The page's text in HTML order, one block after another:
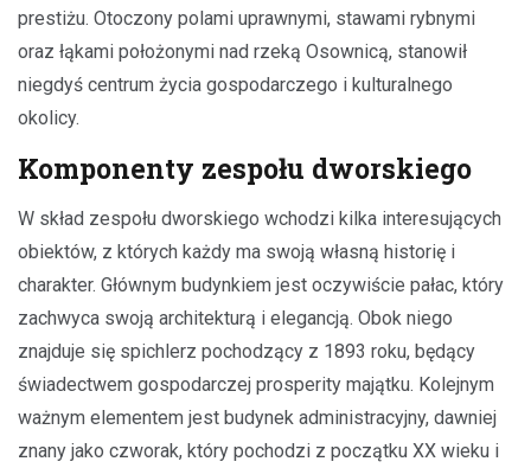
prestiżu. Otoczony polami uprawnymi, stawami rybnymi
oraz łąkami położonymi nad rzeką Osownicą, stanowił
niegdyś centrum życia gospodarczego i kulturalnego
okolicy.
Komponenty zespołu dworskiego
W skład zespołu dworskiego wchodzi kilka interesujących
obiektów, z których każdy ma swoją własną historię i
charakter. Głównym budynkiem jest oczywiście pałac, który
zachwyca swoją architekturą i elegancją. Obok niego
znajduje się spichlerz pochodzący z 1893 roku, będący
świadectwem gospodarczej prosperity majątku. Kolejnym
ważnym elementem jest budynek administracyjny, dawniej
znany jako czworak, który pochodzi z początku XX wieku i